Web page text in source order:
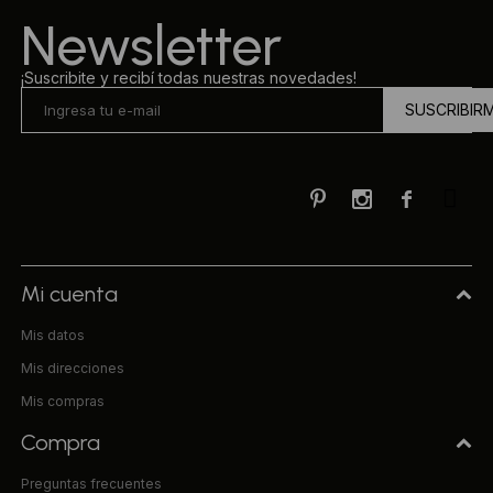
Newsletter
¡Suscribite y recibí todas nuestras novedades!

 
Mi cuenta
Mis datos
Mis direcciones
Mis compras
Compra
Preguntas frecuentes